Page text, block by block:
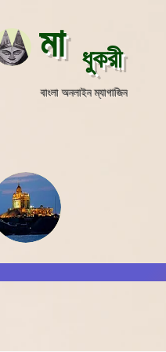
মা ধুকরী
বাংলা অনলাইন ম্যাগাজিন